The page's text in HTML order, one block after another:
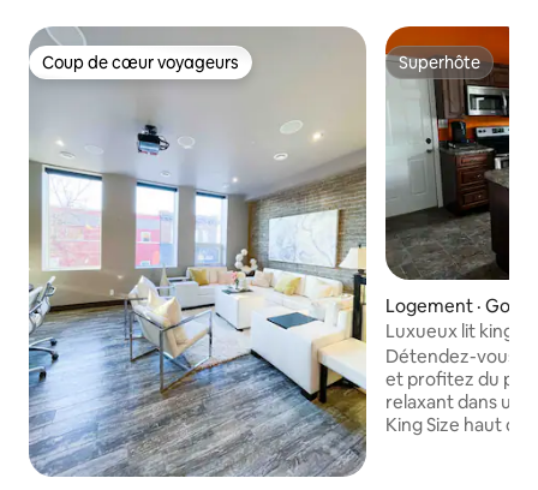
Coup de cœur voyageurs
Coup de cœur voyageurs Superhôte
Superhôte
Logement · Good
Luxueux lit king
Détendez-vous
et profitez du
relaxant dans un
King Size haut de